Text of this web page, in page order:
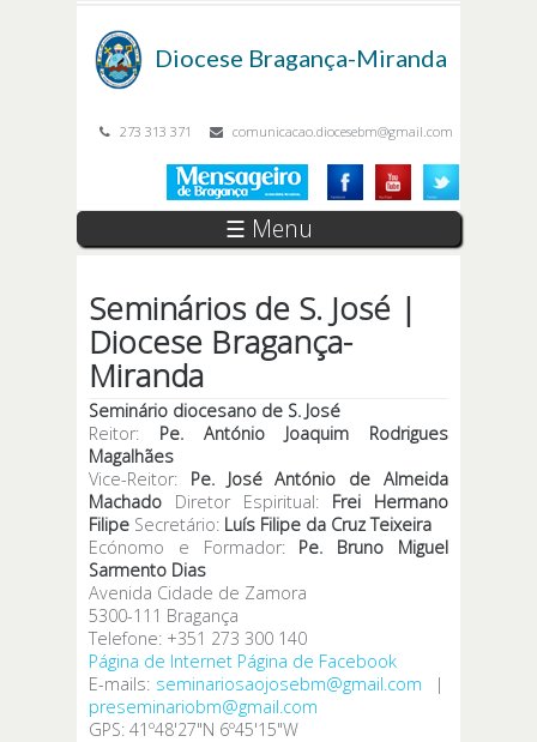
Diocese Bragança-Miranda
273 313 371 comunicacao.diocesebm@gmail.com
☰ Menu
Seminários de S. José |
Diocese Bragança-
Miranda
Seminário diocesano de S. José
Reitor: Pe. António Joaquim Rodrigues
Magalhães
Vice-Reitor: Pe. José António de Almeida
Machado Diretor Espiritual: Frei Hermano
Filipe Secretário: Luís Filipe da Cruz Teixeira
Ecónomo e Formador: Pe. Bruno Miguel
Sarmento Dias
Avenida Cidade de Zamora
5300-111 Bragança
Telefone: +351 273 300 140
Página de Internet Página de Facebook
E-mails: seminariosaojosebm@gmail.com |
preseminariobm@gmail.com
GPS: 41º48'27"N 6º45'15"W